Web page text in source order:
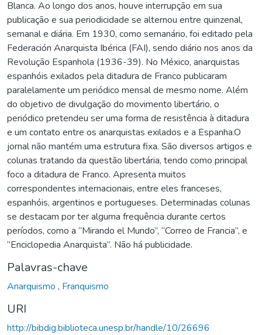
Blanca. Ao longo dos anos, houve interrupção em sua
publicação e sua periodicidade se alternou entre quinzenal,
semanal e diária. Em 1930, como semanário, foi editado pela
Federación Anarquista Ibérica (FAI), sendo diário nos anos da
Revolução Espanhola (1936-39). No México, anarquistas
espanhóis exilados pela ditadura de Franco publicaram
paralelamente um periódico mensal de mesmo nome. Além
do objetivo de divulgação do movimento libertário, o
periódico pretendeu ser uma forma de resistência à ditadura
e um contato entre os anarquistas exilados e a Espanha.O
jornal não mantém uma estrutura fixa. São diversos artigos e
colunas tratando da questão libertária, tendo como principal
foco a ditadura de Franco. Apresenta muitos
correspondentes internacionais, entre eles franceses,
espanhóis, argentinos e portugueses. Determinadas colunas
se destacam por ter alguma frequência durante certos
períodos, como a “Mirando el Mundo”, “Correo de Francia”, e
“Enciclopedia Anarquista”. Não há publicidade.
Palavras-chave
Anarquismo , Franquismo
URI
http://bibdig.biblioteca.unesp.br/handle/10/26696